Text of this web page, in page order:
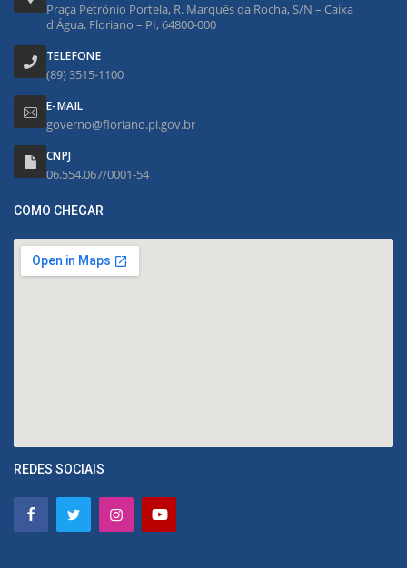
Praça Petrônio Portela, R. Marquês da Rocha, S/N – Caixa
d'Água, Floriano – PI, 64800-000
TELEFONE
(89) 3515-1100
E-MAIL
governo@floriano.pi.gov.br
CNPJ
06.554.067/0001-54
COMO CHEGAR
REDES SOCIAIS